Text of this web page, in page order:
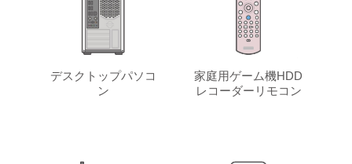
デスクトップパソコ
ン
家庭用ゲーム機HDD
レコーダーリモコン